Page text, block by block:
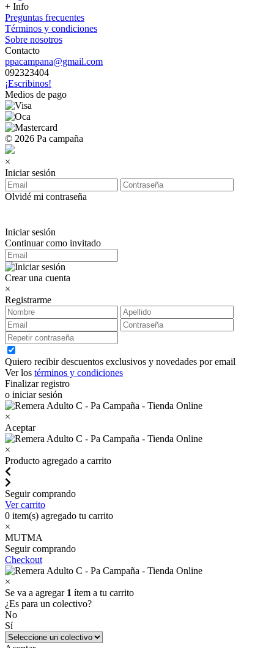
+ Info
Preguntas frecuentes
Términos y condiciones
Sobre nosotros
Contacto
ppacampana@gmail.com
092323404
¡Escribinos!
Medios de pago
© 2026 Pa campaña
×
Iniciar sesión
Olvidé mi contraseña
Iniciar sesión
Continuar como invitado
Crear una cuenta
×
Registrarme
Quiero recibir descuentos exclusivos y novedades por email
Ver los términos y condiciones
Finalizar registro
o iniciar sesión
×
Aceptar
×
Producto agregado a carrito
Seguir comprando
Ver carrito
0 item(s) agregado tu carrito
×
MUTMA
Seguir comprando
Checkout
×
Se va a agregar 1 ítem a tu carrito
¿Es para un colectivo?
No
Sí